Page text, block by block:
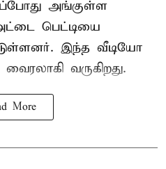
அங்குள்ள
பெட்டியை
இந்த வீடியோ
வருகிறது.
More